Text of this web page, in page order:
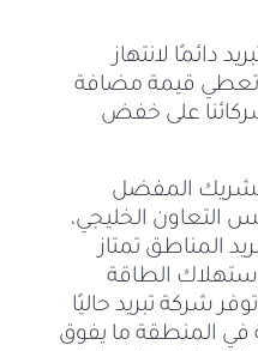
دائمًا لانتهاز
تعطي قيمة مضافة
على خفض
الشريك المفضل
الخليجي،
المناطق تمتاز
الطاقة
شركة تبريد حاليًا
في المنطقة ما يفوق